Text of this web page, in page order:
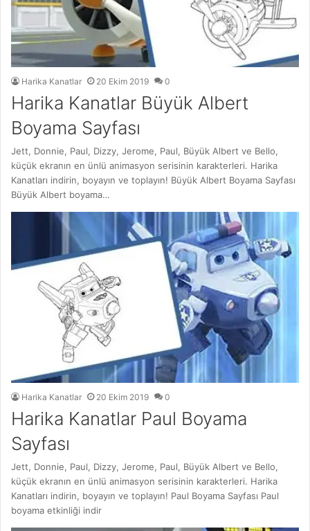
Harika Kanatlar 20 Ekim 2019 0
Harika Kanatlar Büyük Albert
Boyama Sayfası
Jett, Donnie, Paul, Dizzy, Jerome, Paul, Büyük Albert ve Bello,
küçük ekranın en ünlü animasyon serisinin karakterleri. Harika
Kanatları indirin, boyayın ve toplayın! Büyük Albert Boyama Sayfası
Büyük Albert boyama…
Harika Kanatlar 20 Ekim 2019 0
Harika Kanatlar Paul Boyama
Sayfası
Jett, Donnie, Paul, Dizzy, Jerome, Paul, Büyük Albert ve Bello,
küçük ekranın en ünlü animasyon serisinin karakterleri. Harika
Kanatları indirin, boyayın ve toplayın! Paul Boyama Sayfası Paul
boyama etkinliği indir